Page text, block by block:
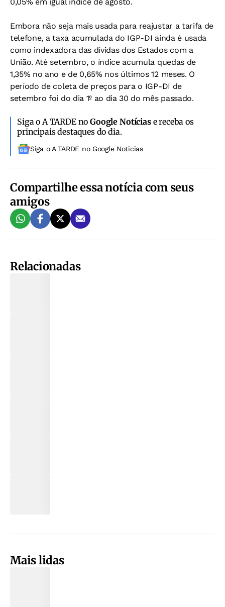
Embora não seja mais usada para reajustar a tarifa de
telefone, a taxa acumulada do IGP-DI ainda é usada
como indexadora das dívidas dos Estados com a
União. Até setembro, o índice acumula quedas de
1,35% no ano e de 0,65% nos últimos 12 meses. O
período de coleta de preços para o IGP-DI de
setembro foi do dia 1º ao dia 30 do mês passado.
Siga o A TARDE noGoogle Notíciase receba os
principais destaques do dia.
Siga o A TARDE no Google Noticias
Compartilhe essa notícia com seus
amigos
Relacionadas
Mais lidas